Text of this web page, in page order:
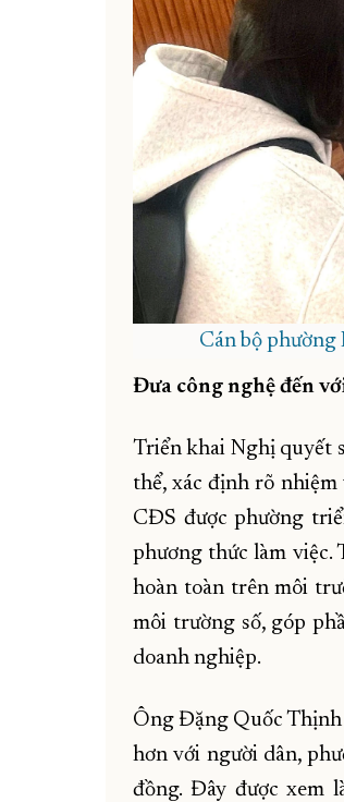
Cán bộ
Đưa công nghệ đến
Triển khai Nghị quyết
thể, xác định rõ
CĐS được phường
phương thức làm việc.
hoàn toàn trên môi
môi trường số, góp
doanh nghiệp.
Ông Đặng Quốc
hơn với người dân,
đồng. Đây được xem